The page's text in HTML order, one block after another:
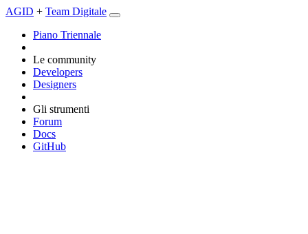
AGID + Team Digitale
Piano Triennale
Le community
Developers
Designers
Gli strumenti
Forum
Docs
GitHub